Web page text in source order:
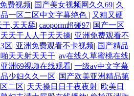
费视频| 国产美女视频网久久69| 久
一区二区中文字幕绝色 | 又粗又硬
干,天天舔| caoporm超碰97| 国产一区
天天干人人干天天操| 亚洲免费观看不
区| 亚洲免费观看不卡视频| 国产精品
天天射天天干| av在线久草蜜桃在线|
亚洲69视频在线观看| 一级av中文字幕
少妇久久一区| 国产欧美亚洲精品第
二区| 天天操日日干夜夜射| 欧美日